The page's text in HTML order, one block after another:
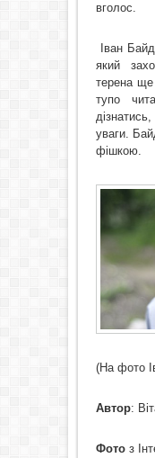
вголос.
Іван
який
терена ще
тупо
уваги.
фішкою.
(На фото
Автор:
Фотоз